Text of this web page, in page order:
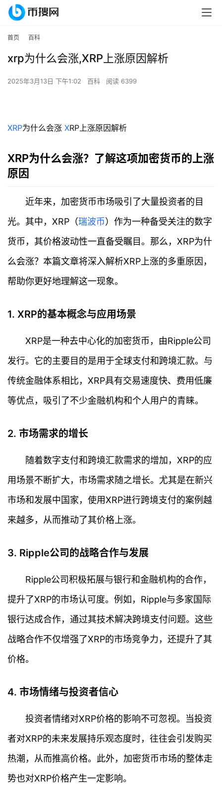
首页 百科
xrp为什么会涨,XRP上涨原因解析
2025年3月13日 下午1:02 百科 阅读 6399
XRP为什么会涨 XRP上涨原因解析
XRP为什么会涨？了解这项加密货币的上涨
原因
近年来，加密货币市场吸引了大量投资者的目
光。其中，XRP（瑞波币）作为一种备受关注的数字
货币，其价格波动性一直备受瞩目。那么，XRP为什
么会涨？本篇文章将深入解析XRP上涨的多重原因，
帮助你更好地理解这一现象。
1. XRP的基本概念与应用场景
XRP是一种去中心化的加密货币，由Ripple公司
发行。它的主要目的是用于全球支付和跨境汇款。与
传统金融体系相比，XRP具有交易速度快、费用低廉
等优点，吸引了不少金融机构和个人用户的青睐。
2. 市场需求的增长
随着数字支付和跨境汇款需求的增加，XRP的应
用场景不断扩大，市场需求随之增长。尤其是在新兴
市场和发展中国家，使用XRP进行跨境支付的案例越
来越多，从而推动了其价格上涨。
3. Ripple公司的战略合作与发展
Ripple公司积极拓展与银行和金融机构的合作，
提升了XRP的市场认可度。例如，Ripple与多家国际
银行达成合作，通过其技术解决跨境支付问题。这些
战略合作不仅增强了XRP的市场竞争力，还提升了其
价格。
4. 市场情绪与投资者信心
投资者情绪对XRP价格的影响不可忽视。当投资
者对XRP的未来发展持乐观态度时，往往会引发购买
热潮，从而推高价格。此外，加密货币市场的整体走
势也对XRP价格产生一定影响。